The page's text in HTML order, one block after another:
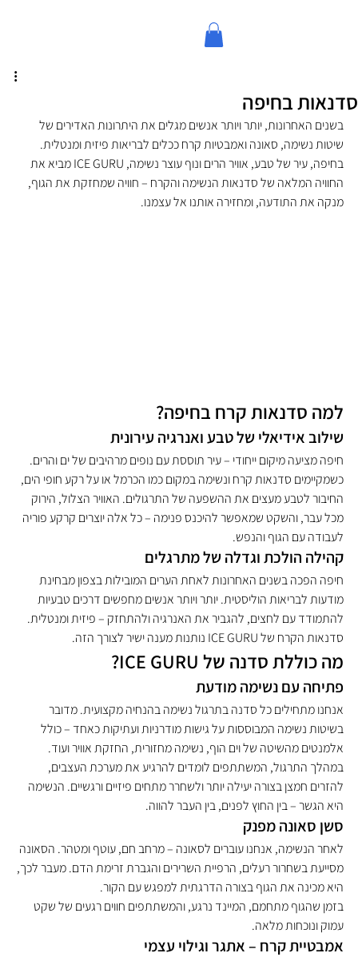
סדנאות בחיפה
בשנים האחרונות, יותר ויותר אנשים מגלים את היתרונות האדירים של
שיטות נשימה, סאונה ואמבטיות קרח ככלים לבריאות פיזית ומנטלית.
בחיפה, עיר של טבע, אוויר הרים ונוף עוצר נשימה, ICE GURU מביא את
החוויה המלאה של סדנאות הנשימה והקרח – חוויה שמחזקת את הגוף,
מנקה את התודעה, ומחזירה אותנו אל עצמנו.
למה סדנאות קרח בחיפה?
שילוב אידיאלי של טבע ואנרגיה עירונית
חיפה מציעה מיקום ייחודי – עיר תוססת עם נופים מרהיבים של ים והרים.
כשמקיימים סדנאות קרח ונשימה במקום כמו הכרמל או על רקע חופי הים,
החיבור לטבע מעצים את ההשפעה של התרגולים. האוויר הצלול, הירוק
מכל עבר, והשקט שמאפשר להיכנס פנימה – כל אלה יוצרים קרקע פוריה
לעבודה עם הגוף והנפש.
קהילה הולכת וגדלה של מתרגלים
חיפה הפכה בשנים האחרונות לאחת הערים המובילות בצפון מבחינת
מודעות לבריאות הוליסטית. יותר ויותר אנשים מחפשים דרכים טבעיות
להתמודד עם לחצים, להגביר את האנרגיה ולהתחזק – פיזית ומנטלית.
סדנאות הקרח של ICE GURU נותנות מענה ישיר לצורך הזה.
מה כוללת סדנה של ICE GURU?
פתיחה עם נשימה מודעת
אנחנו מתחילים כל סדנה בתרגול נשימה בהנחיה מקצועית. מדובר
בשיטות נשימה המבוססות על גישות מודרניות ועתיקות כאחד – כולל
אלמנטים מהשיטה של וים הוף, נשימה מחזורית, החזקת אוויר ועוד.
במהלך התרגול, המשתתפים לומדים להרגיע את מערכת העצבים,
להזרים חמצן בצורה יעילה יותר ולשחרר מתחים פיזיים ורגשיים. הנשימה
היא הגשר – בין החוץ לפנים, בין העבר להווה.
סשן סאונה מפנק
לאחר הנשימה, אנחנו עוברים לסאונה – מרחב חם, עוטף ומטהר. הסאונה
מסייעת בשחרור רעלים, הרפיית השרירים והגברת זרימת הדם. מעבר לכך,
היא מכינה את הגוף בצורה הדרגתית למפגש עם הקור.
בזמן שהגוף מתחמם, המיינד נרגע, והמשתתפים חווים רגעים של שקט
עמוק ונוכחות מלאה.
אמבטיית קרח – אתגר וגילוי עצמי